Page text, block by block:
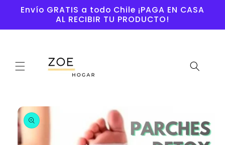
directamente
Envío GRATIS a todo Chile ¡PAGA EN CASA
AL RECIBIR TU PRODUCTO!
directamente
a la
información
del producto